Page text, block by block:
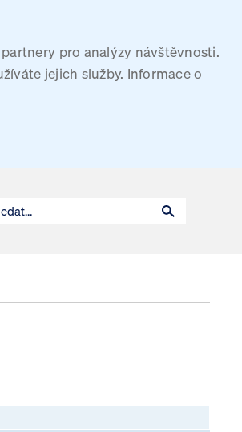
pro analýzy návštěvnosti.
jejich služby. Informace o